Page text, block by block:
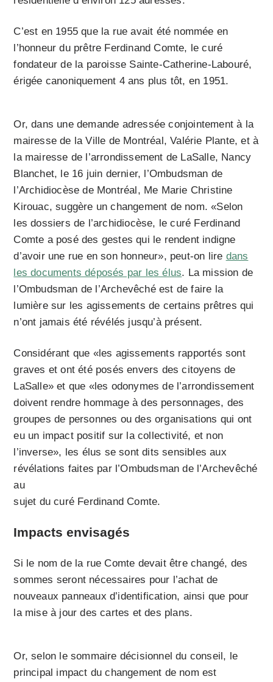
C’est en 1955 que la rue avait été nommée en
l’honneur du prêtre Ferdinand Comte, le curé
fondateur de la paroisse Sainte-Catherine-Labouré,
érigée canoniquement 4 ans plus tôt, en 1951.
Or, dans une demande adressée conjointement à la
mairesse de la Ville de Montréal, Valérie Plante, et à
la mairesse de l’arrondissement de LaSalle, Nancy
Blanchet, le 16 juin dernier, l’Ombudsman de
l’Archidiocèse de Montréal, Me Marie Christine
Kirouac, suggère un changement de nom. «Selon
les dossiers de l’archidiocèse, le curé Ferdinand
Comte a posé des gestes qui le rendent indigne
d’avoir une rue en son honneur», peut-on lire dans
les documents déposés par les élus. La mission de
l’Ombudsman de l’Archevêché est de faire la
lumière sur les agissements de certains prêtres qui
n’ont jamais été révélés jusqu’à présent.
Considérant que «les agissements rapportés sont
graves et ont été posés envers des citoyens de
LaSalle» et que «les odonymes de l’arrondissement
doivent rendre hommage à des personnages, des
groupes de personnes ou des organisations qui ont
eu un impact positif sur la collectivité, et non
l’inverse», les élus se sont dits sensibles aux
révélations faites par l’Ombudsman de l’Archevêché
au
sujet du curé Ferdinand Comte.
Impacts envisagés
Si le nom de la rue Comte devait être changé, des
sommes seront nécessaires pour l’achat de
nouveaux panneaux d’identification, ainsi que pour
la mise à jour des cartes et des plans.
Or, selon le sommaire décisionnel du conseil, le
principal impact du changement de nom est